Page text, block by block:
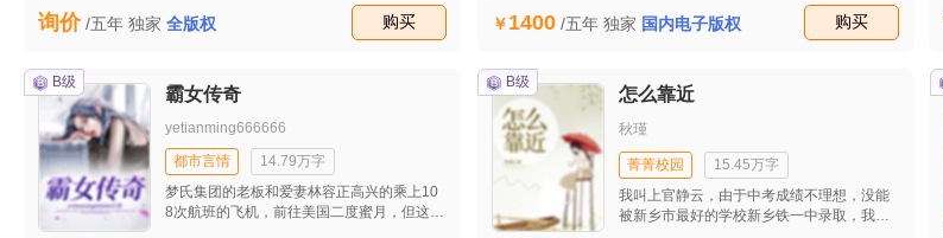
询价 /五年 独家 全版权 购买
红蛇岛的黑帮老大，更没想到这次去旅行会
遭人暗算！丧失生命；而叶天帆则是个绝色
事长兼总经理，他在两年前，接到父亲的电
话，毅然把自己美国的产业占拖于美国的死
党Ailice和Make兄妹掌管，回国后接了负债
累累的梦氏集团，叶俊帆能力卓越，不到半
年时间，就还请了公司的所有欠款，在短短
半年时间就为梦氏集团净赚了过亿，可惜，
父亲已病入膏肓，离去时，欣慰的抓住叶氏
兄弟二人的手说：要他们兄弟要团结互助，
1400 /五年 独家 国内电子版权 购买
B级
霸女传奇
yetianming666666
都市言情
14.79万字
梦氏集团的老板和爱妻林容正高兴的乘上10
8次航班的飞机，前往美国二度蜜月，但这次
B级
怎么靠近
秋瑾
菁菁校园
15.45万字
我叫上官静云，由于中考成绩不理想，没能
被新乡市最好的学校新乡铁一中录取，我的